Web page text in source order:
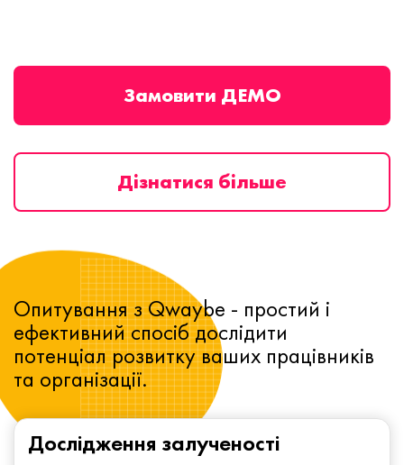
Замовити ДЕМО
Дізнатися більше
Дослідження залученості
Опитування з Qwaybe - простий і
ефективний спосіб дослідити
потенціал розвитку ваших працівників
та організації.